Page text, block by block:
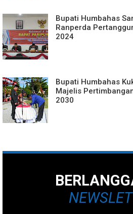
Bupati Humbahas
Ranperda
2024
Bupati Humbahas
Majelis
2030